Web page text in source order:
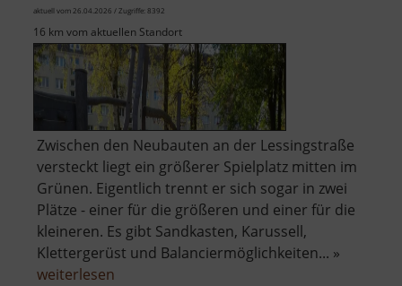
aktuell vom 26.04.2026 / Zugriffe: 8392
16 km vom aktuellen Standort
Zwischen den Neubauten an der Lessingstraße
versteckt liegt ein größerer Spielplatz mitten im
Grünen. Eigentlich trennt er sich sogar in zwei
Plätze - einer für die größeren und einer für die
kleineren. Es gibt Sandkasten, Karussell,
Klettergerüst und Balanciermöglichkeiten... »
weiterlesen